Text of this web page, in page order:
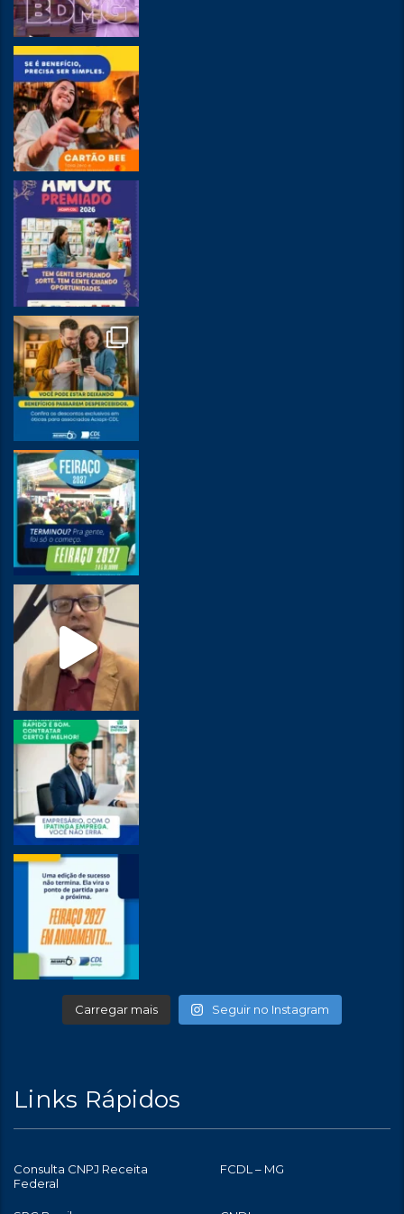
Carregar mais Seguir no Instagram
Links Rápidos
Consulta CNPJ Receita
Federal
FCDL – MG